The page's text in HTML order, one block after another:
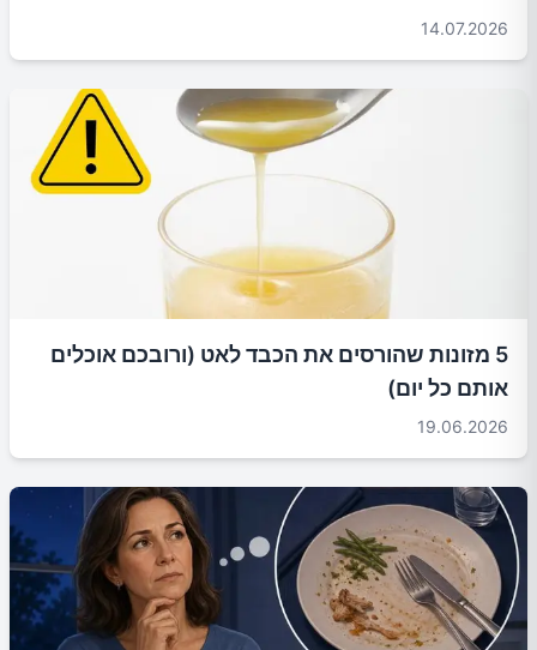
14.07.2026
5 מזונות שהורסים את הכבד לאט (ורובכם אוכלים
אותם כל יום)
19.06.2026